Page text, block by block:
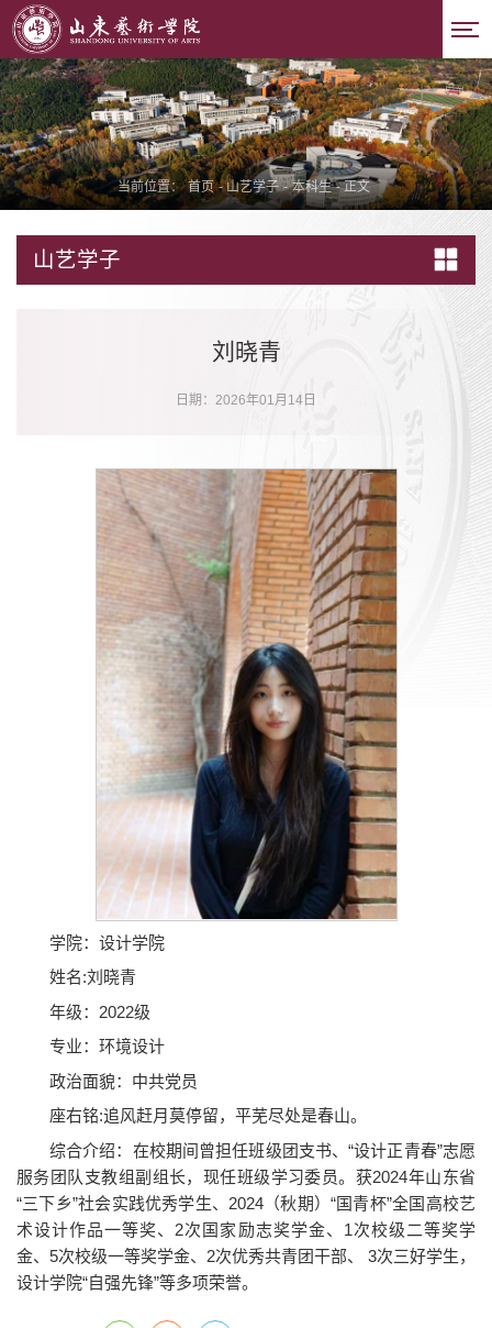
当前位置： 首页 - 山艺学子 - 本科生 - 正文
山艺学子
刘晓青
日期：2026年01月14日
学院：设计学院
姓名:刘晓青
年级：2022级
专业：环境设计
政治面貌：中共党员
座右铭:追风赶月莫停留，平芜尽处是春山。
综合介绍：在校期间曾担任班级团支书、“设计正青春”志愿
服务团队支教组副组长，现任班级学习委员。获2024年山东省
“三下乡”社会实践优秀学生、2024（秋期）“国青杯”全国高校艺
术设计作品一等奖、2次国家励志奖学金、1次校级二等奖学
金、5次校级一等奖学金、2次优秀共青团干部、 3次三好学生，
设计学院“自强先锋”等多项荣誉。